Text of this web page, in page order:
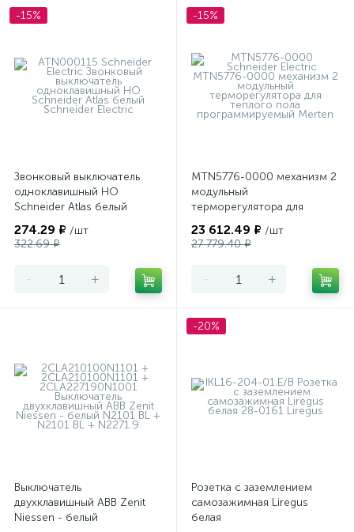
-15%
Звонковый выключатель
одноклавишный НО
Schneider Atlas белый
274.29 ₽ /шт
322.69 ₽
- +
-15%
MTN5776-0000 механизм 2
модульный
терморегулятора для
программируемый Merten
23 612.49 ₽ /шт
27 779.40 ₽
- +
Выключатель
двухклавишный ABB Zenit
Niessen - белый
-20%
Розетка с заземлением
самозажимная Liregus
белая